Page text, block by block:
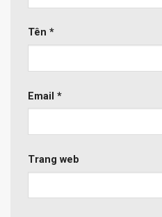
Tên *
Email *
Trang web